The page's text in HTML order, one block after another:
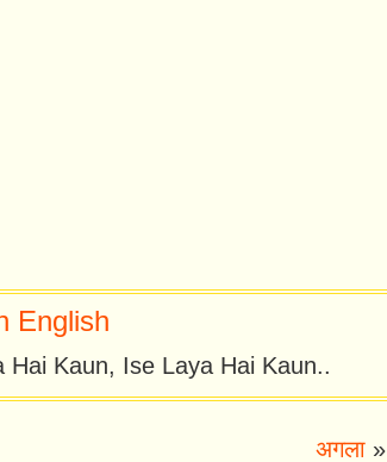
English
Kaun, Ise Laya Hai Kaun..
अगला»